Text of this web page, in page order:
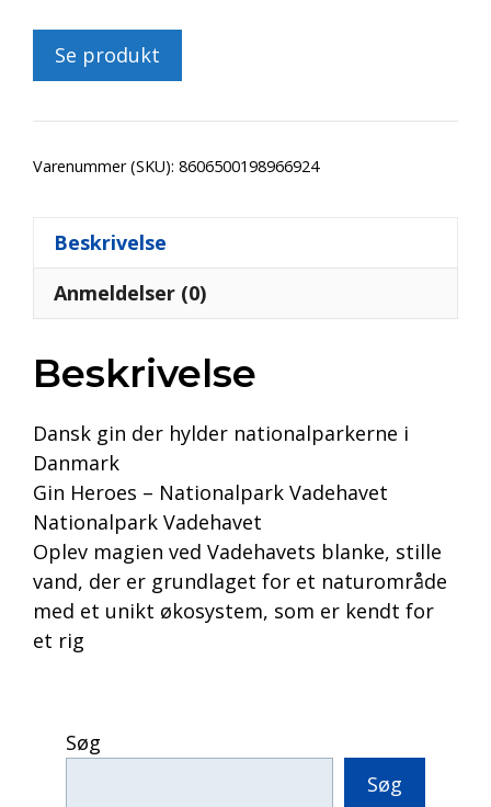
Se produkt
Varenummer (SKU): 8606500198966924
Beskrivelse
Anmeldelser (0)
Beskrivelse
Dansk gin der hylder nationalparkerne i
Danmark
Gin Heroes – Nationalpark Vadehavet
Nationalpark Vadehavet
Oplev magien ved Vadehavets blanke, stille
vand, der er grundlaget for et naturområde
med et unikt økosystem, som er kendt for
et rig
Søg
Søg